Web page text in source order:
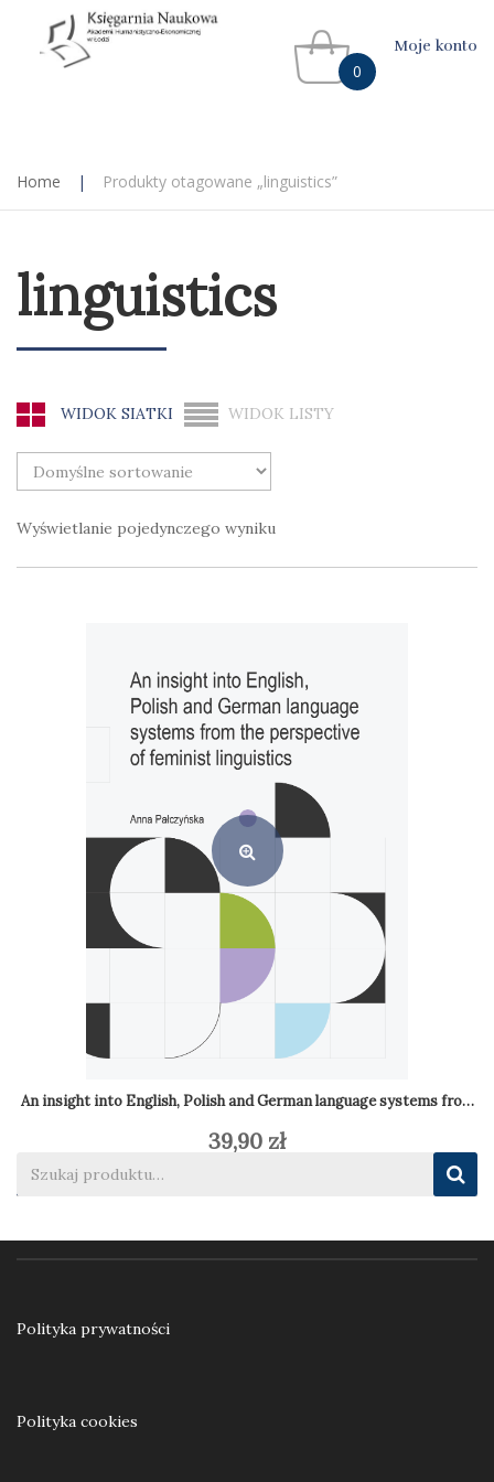
0
Moje konto
Home | Produkty otagowane „linguistics”
linguistics
WIDOK SIATKI WIDOK LISTY
Wyświetlanie pojedynczego wyniku
An insight into English, Polish and German language systems from
39,90 zł
Dodaj do koszyka
Polityka prywatności
Polityka cookies